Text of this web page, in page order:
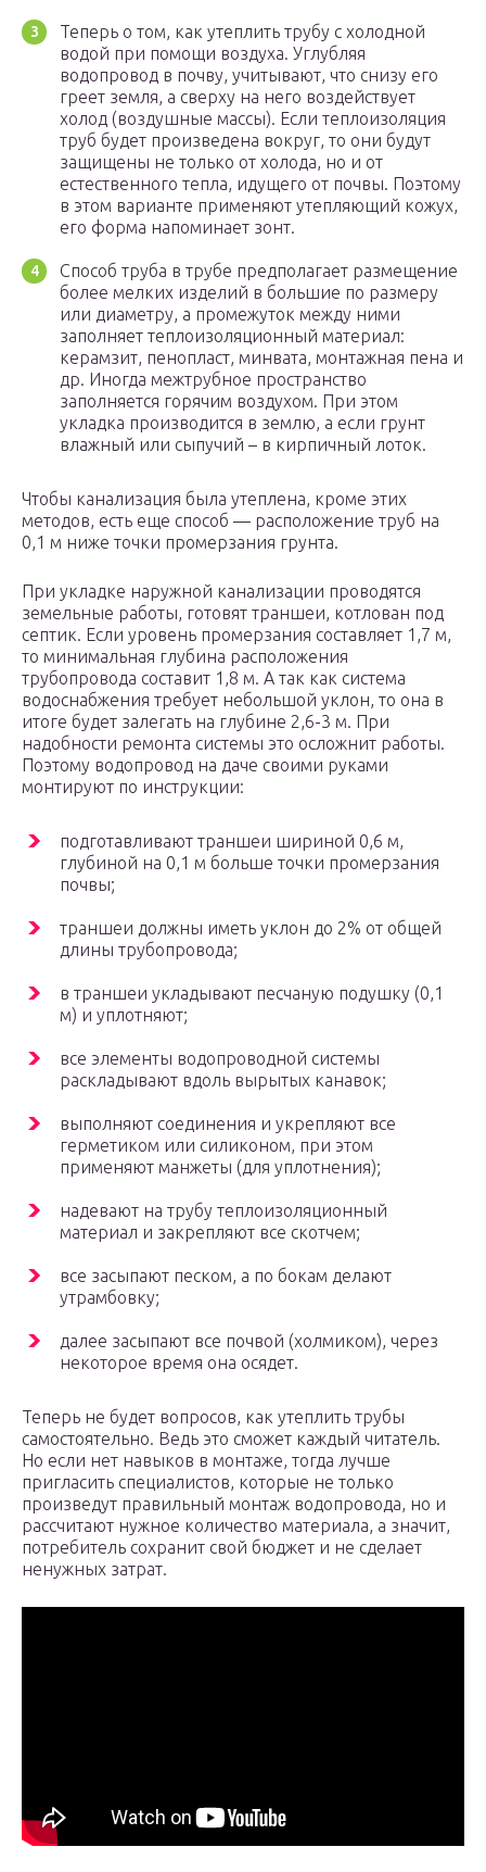
Теперь о том, как утеплить трубу с холодной
водой при помощи воздуха. Углубляя
водопровод в почву, учитывают, что снизу его
греет земля, а сверху на него воздействует
холод (воздушные массы). Если теплоизоляция
труб будет произведена вокруг, то они будут
защищены не только от холода, но и от
естественного тепла, идущего от почвы. Поэтому
в этом варианте применяют утепляющий кожух,
его форма напоминает зонт.
Способ труба в трубе предполагает размещение
более мелких изделий в большие по размеру
или диаметру, а промежуток между ними
заполняет теплоизоляционный материал:
керамзит, пенопласт, минвата, монтажная пена и
др. Иногда межтрубное пространство
заполняется горячим воздухом. При этом
укладка производится в землю, а если грунт
влажный или сыпучий – в кирпичный лоток.
Чтобы канализация была утеплена, кроме этих
методов, есть еще способ — расположение труб на
0,1 м ниже точки промерзания грунта.
При укладке наружной канализации проводятся
земельные работы, готовят траншеи, котлован под
септик. Если уровень промерзания составляет 1,7 м,
то минимальная глубина расположения
трубопровода составит 1,8 м. А так как система
водоснабжения требует небольшой уклон, то она в
итоге будет залегать на глубине 2,6-3 м. При
надобности ремонта системы это осложнит работы.
Поэтому водопровод на даче своими руками
монтируют по инструкции:
подготавливают траншеи шириной 0,6 м,
глубиной на 0,1 м больше точки промерзания
почвы;
траншеи должны иметь уклон до 2% от общей
длины трубопровода;
в траншеи укладывают песчаную подушку (0,1
м) и уплотняют;
все элементы водопроводной системы
раскладывают вдоль вырытых канавок;
выполняют соединения и укрепляют все
герметиком или силиконом, при этом
применяют манжеты (для уплотнения);
надевают на трубу теплоизоляционный
материал и закрепляют все скотчем;
все засыпают песком, а по бокам делают
утрамбовку;
далее засыпают все почвой (холмиком), через
некоторое время она осядет.
Теперь не будет вопросов, как утеплить трубы
самостоятельно. Ведь это сможет каждый читатель.
Но если нет навыков в монтаже, тогда лучше
пригласить специалистов, которые не только
произведут правильный монтаж водопровода, но и
рассчитают нужное количество материала, а значит,
потребитель сохранит свой бюджет и не сделает
ненужных затрат.